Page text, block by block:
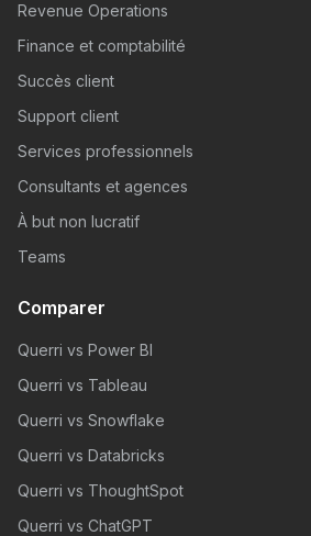
Revenue Operations
Finance et comptabilité
Succès client
Support client
Services professionnels
Consultants et agences
À but non lucratif
Teams
Comparer
Querri vs Power BI
Querri vs Tableau
Querri vs Snowflake
Querri vs Databricks
Querri vs ThoughtSpot
Querri vs ChatGPT